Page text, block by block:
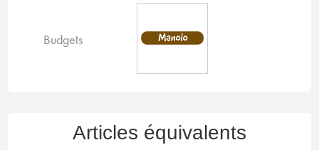
Budgets
Articles équivalents